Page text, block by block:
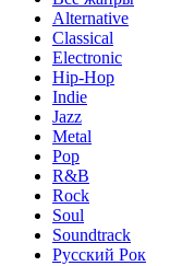
Alternative
Classical
Electronic
Hip-Hop
Indie
Jazz
Metal
Pop
R&B
Rock
Soul
Soundtrack
Русский Рок